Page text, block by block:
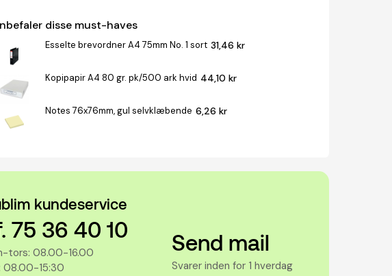
disse must-haves
Esselte brevordner A4 75mm No. 1 sort 31,46 kr
Kopipapir A4 80 gr. pk/500 ark hvid 44,10 kr
Notes 76x76mm, gul selvklæbende 6,26 kr
kundeservice
75 36 40 10
tors: 08.00-16.00
08.00-15:30
Send mail
Svarer inden for 1 hverdag